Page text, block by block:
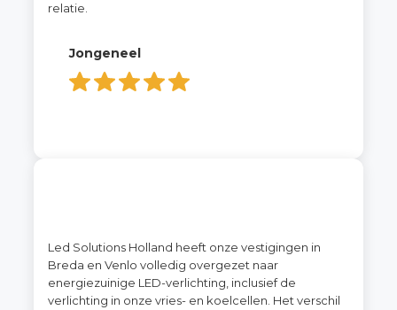
relatie.
Jongeneel
Led Solutions Holland heeft onze vestigingen in
Breda en Venlo volledig overgezet naar
energiezuinige LED-verlichting, inclusief de
verlichting in onze vries- en koelcellen. Het verschil